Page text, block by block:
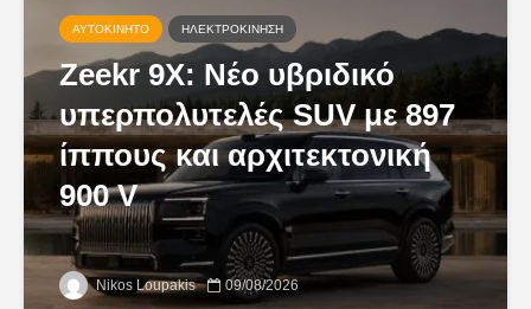
ΑΥΤΟΚΊΝΗΤΟ ΗΛΕΚΤΡΟΚΊΝΗΣΗ
Zeekr 9X: Νέο υβριδικό
υπερπολυτελές SUV με 897
ίππους και αρχιτεκτονική
900 V
Nikos Loupakis 09/08/2026